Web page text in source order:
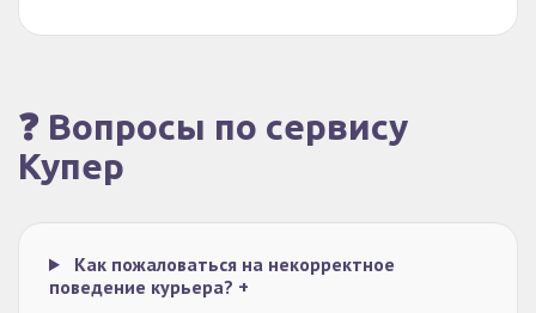
❓ Вопросы по сервису
Купер
Как пожаловаться на некорректное
поведение курьера? +